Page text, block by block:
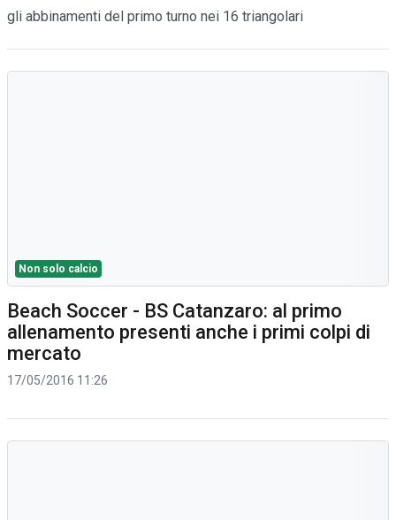
gli abbinamenti del primo turno nei 16 triangolari
Non solo calcio
Beach Soccer - BS Catanzaro: al primo
allenamento presenti anche i primi colpi di
mercato
17/05/2016 11:26